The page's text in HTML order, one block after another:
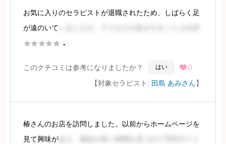
お気に入りのセラピストが退職されたため、しばらく足
が遠のいて
判を参考に、久しぶりに施術を受けました。
指名はしませんでしたが、出勤情報から担当セラピスト
が分かるシステムでした。今回は田島さんにお
 -
このクチコミは参考になりましたか？ はい  0
【対象セラピスト: 田島 あみさん】
椿さんのお店を訪問しました。以前からホームページを
見て興味が